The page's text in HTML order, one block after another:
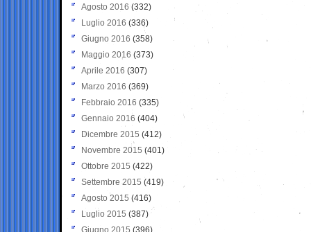
Agosto 2016 (332)
Luglio 2016 (336)
Giugno 2016 (358)
Maggio 2016 (373)
Aprile 2016 (307)
Marzo 2016 (369)
Febbraio 2016 (335)
Gennaio 2016 (404)
Dicembre 2015 (412)
Novembre 2015 (401)
Ottobre 2015 (422)
Settembre 2015 (419)
Agosto 2015 (416)
Luglio 2015 (387)
Giugno 2015 (396)